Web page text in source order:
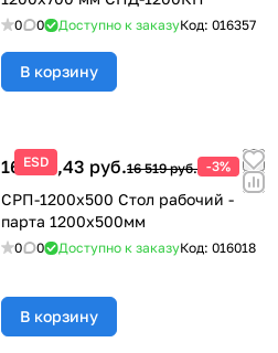
0 0 Доступно к заказуКод: 016357
В корзину
ESD
16 023,43 руб.16 519 руб. -3%
СРП-1200х500 Стол рабочий -
парта 1200x500мм
0 0 Доступно к заказуКод: 016018
В корзину